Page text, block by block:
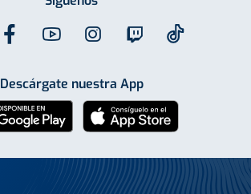
Descárgate nuestra App